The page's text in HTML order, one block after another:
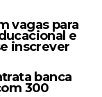
vagas para
e
inscrever
banca
300